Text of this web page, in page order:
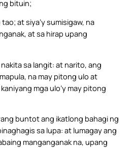
bituin;
at siya’y sumisigaw, na
at sa hirap upang
sa langit: at narito, ang
na may pitong ulo at
mga ulo’y may pitong
buntot ang ikatlong bahagi ng
sa lupa: at lumagay ang
manganganak na, upang